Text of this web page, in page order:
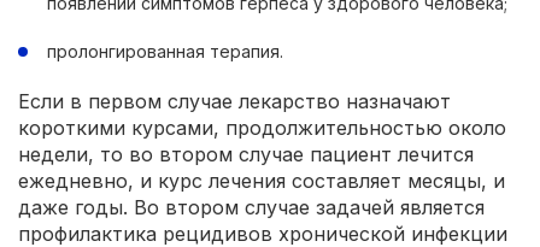
пролонгированная терапия.
Если в первом случае лекарство назначают
короткими курсами, продолжительностью около
недели, то во втором случае пациент лечится
ежедневно, и курс лечения составляет месяцы, и
даже годы. Во втором случае задачей является
профилактика рецидивов хронической инфекции